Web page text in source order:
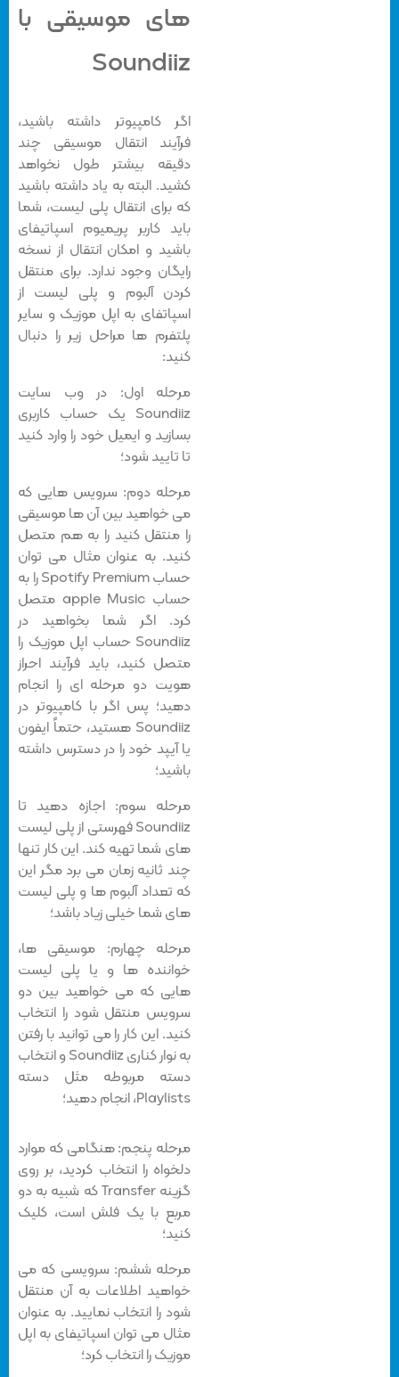
های موسیقی با
Soundiiz
اگر کامپیوتر داشته باشید،
فرآیند انتقال موسیقی چند
دقیقه بیشتر طول نخواهد
کشید. البته به یاد داشته باشید
که برای انتقال پلی لیست، شما
باید کاربر پریمیوم اسپاتیفای
باشید و امکان انتقال از نسخه
رایگان وجود ندارد. برای منتقل
کردن آلبوم و پلی لیست از
اسپاتفای به اپل موزیک و سایر
پلتفرم ها مراحل زیر را دنبال
کنید:
مرحله اول: در وب سایت
Soundiiz یک حساب کاربری
بسازید و ایمیل خود را وارد کنید
تا تایید شود؛
مرحله دوم: سرویس هایی که
می خواهید بین آن ها موسیقی
را منتقل کنید را به هم متصل
کنید. به عنوان مثال می توان
حساب Spotify Premium را به
حساب apple Music متصل
کرد. اگر شما بخواهید در
Soundiiz حساب اپل موزیک را
متصل کنید، باید فرآیند احراز
هویت دو مرحله ای را انجام
دهید؛ پس اگر با کامپیوتر در
Soundiiz هستید، حتماً ایفون
یا آیپد خود را در دسترس داشته
باشید؛
مرحله سوم: اجازه دهید تا
Soundiiz فهرستی از پلی لیست
های شما تهیه کند. این کار تنها
چند ثانیه زمان می برد مگر این
که تعداد آلبوم ها و پلی لیست
های شما خیلی زیاد باشد؛
مرحله چهارم: موسیقی ها،
خواننده ها و یا پلی لیست
هایی که می خواهید بین دو
سرویس منتقل شود را انتخاب
کنید. این کار را می توانید با رفتن
به نوار کناری Soundiiz و انتخاب
دسته مربوطه مثل دسته
Playlists، انجام دهید؛
مرحله پنجم: هنگامی که موارد
دلخواه را انتخاب کردید، بر روی
گزینه Transfer که شبیه به دو
مربع با یک فلش است، کلیک
کنید؛
مرحله ششم: سرویسی که می
خواهید اطلاعات به آن منتقل
شود را انتخاب نمایید. به عنوان
مثال می توان اسپاتیفای به اپل
موزیک را انتخاب کرد؛